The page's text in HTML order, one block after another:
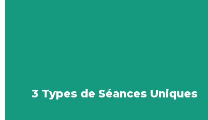
3 Types de Séances Uniques